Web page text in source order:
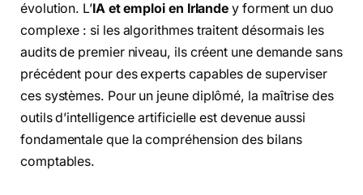
évolution. L’IA et emploi en Irlande y forment un duo
complexe : si les algorithmes traitent désormais les
audits de premier niveau, ils créent une demande sans
précédent pour des experts capables de superviser
ces systèmes. Pour un jeune diplômé, la maîtrise des
outils d’intelligence artificielle est devenue aussi
fondamentale que la compréhension des bilans
comptables.